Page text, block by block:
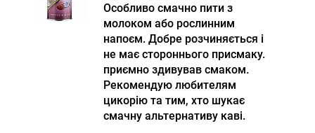
Особливо смачно пити з
молоком або рослинним
напоєм. Добре розчиняється і
не має стороннього присмаку.
приємно здивував смаком.
Рекомендую любителям
цикорію та тим, хто шукає
смачну альтернативу каві.